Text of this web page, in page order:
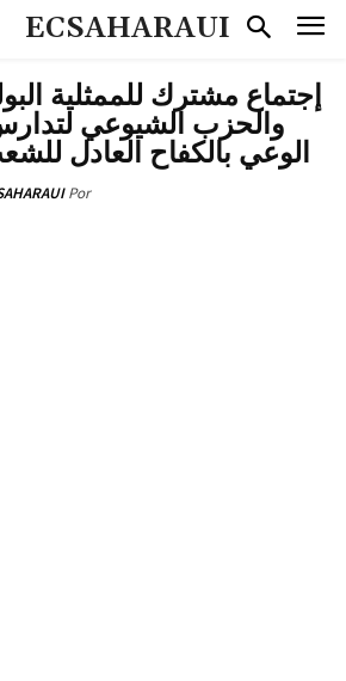
ECSAHARAUI
إجتماع مشترك للممثلية
والحزب الشيوعي
الوعي بالكفاح العادل
Por